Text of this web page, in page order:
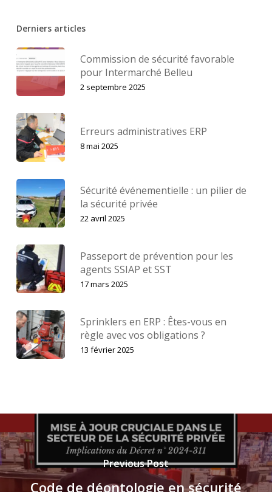
Derniers articles
Commission de sécurité favorable
pour Intermarché Belleu
2 septembre 2025
Erreurs administratives ERP
8 mai 2025
Sécurité événementielle : un pilier de
la sécurité privée
22 avril 2025
Passeport de prévention pour les
agents SSIAP et SST
17 mars 2025
Sprinklers en ERP : Êtes-vous en
règle avec vos obligations ?
13 février 2025
Previous Post
Code de déontologie en sécurité